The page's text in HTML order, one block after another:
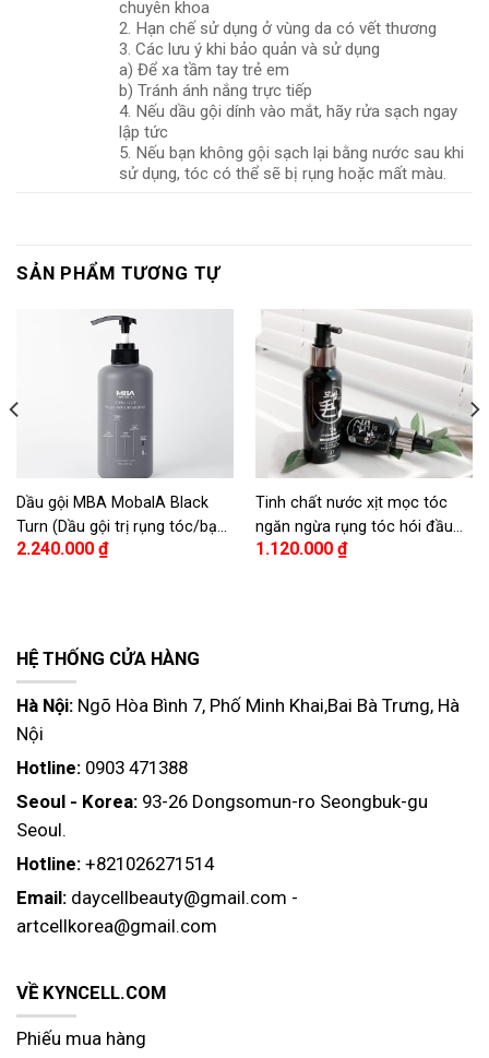
chuyên khoa
2. Hạn chế sử dụng ở vùng da có vết thương
3. Các lưu ý khi bảo quản và sử dụng
a) Để xa tầm tay trẻ em
b) Tránh ánh nắng trực tiếp
4. Nếu dầu gội dính vào mắt, hãy rửa sạch ngay
lập tức
5. Nếu bạn không gội sạch lại bằng nước sau khi
sử dụng, tóc có thể sẽ bị rụng hoặc mất màu.
SẢN PHẨM TƯƠNG TỰ
Dầu gội MBA MobalA Black
Turn (Dầu gội trị rụng tóc/bạc
tóc) – MBA MoBalA Derma
2.240.000 ₫
Tinh chất nước xịt mọc tóc
ngăn ngừa rụng tóc hói đầu
MBA 150ml – MBA MoBalA
1.120.000 ₫
HỆ THỐNG CỬA HÀNG
Hà Nội: Ngõ Hòa Bình 7, Phố Minh Khai,Bai Bà Trưng, Hà
Nội
Hotline: 0903 471388
Seoul - Korea: 93-26 Dongsomun-ro Seongbuk-gu
Seoul.
Hotline: +821026271514
Email: daycellbeauty@gmail.com -
artcellkorea@gmail.com
VỀ KYNCELL.COM
Phiếu mua hàng